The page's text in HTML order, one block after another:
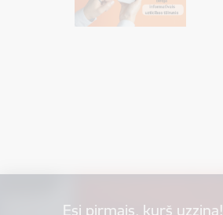
Esi pirmais, kurš uzzina!